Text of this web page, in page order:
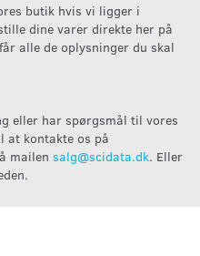
butik hvis vi ligger i
dine varer direkte her på
alle de oplysninger du skal
eller har spørgsmål til vores
at kontakte os på
mailen salg@scidata.dk. Eller